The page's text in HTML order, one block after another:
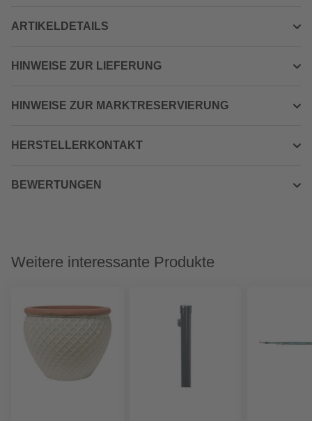
ARTIKELDETAILS
HINWEISE ZUR LIEFERUNG
HINWEISE ZUR MARKTRESERVIERUNG
HERSTELLERKONTAKT
BEWERTUNGEN
Weitere interessante Produkte